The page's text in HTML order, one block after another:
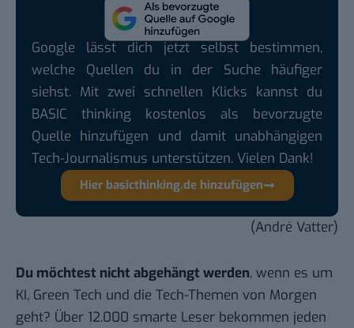
Google lässt dich jetzt selbst bestimmen,
welche Quellen du in der Suche häufiger
siehst. Mit zwei schnellen Klicks kannst du
BASIC thinking kostenlos als bevorzugte
Quelle hinzufügen und damit unabhängigen
Tech-Journalismus unterstützen. Vielen Dank!
Hier basicthinking.de hinzufügen
(André Vatter)
Du möchtest nicht abgehängt werden, wenn es um
KI, Green Tech und die Tech-Themen von Morgen
geht? Über 12.000 smarte Leser bekommen jeden